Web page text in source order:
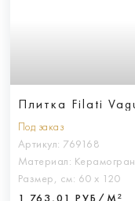
Плитка Filati
Под заказ
Артикул: 769168
Материал:
Размер, см: 60 х 120